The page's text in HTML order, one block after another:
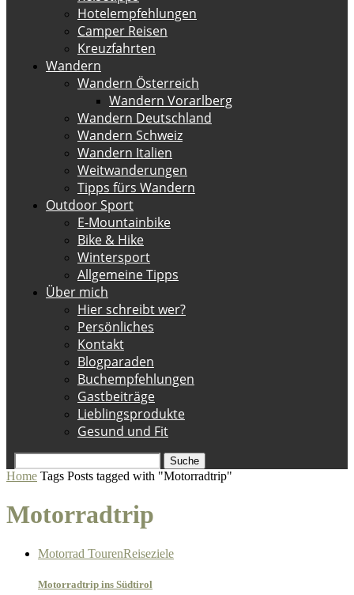
Hotelempfehlungen
Camper Reisen
Kreuzfahrten
Wandern
Wandern Österreich
Wandern Vorarlberg
Wandern Deutschland
Wandern Schweiz
Wandern Italien
Weitwanderungen
Tipps fürs Wandern
Outdoor Sport
E-Mountainbike
Bike & Hike
Wintersport
Allgemeine Tipps
Über mich
Hier schreibt wer?
Persönliches
Kontakt
Blogparaden
Buchempfehlungen
Gastbeiträge
Lieblingsprodukte
Gesund und Fit
Suche
Home Tags Posts tagged with "Motorradtrip"
Motorradtrip
Motorrad TourenReiseziele
Motorradtrip ins Südtirol